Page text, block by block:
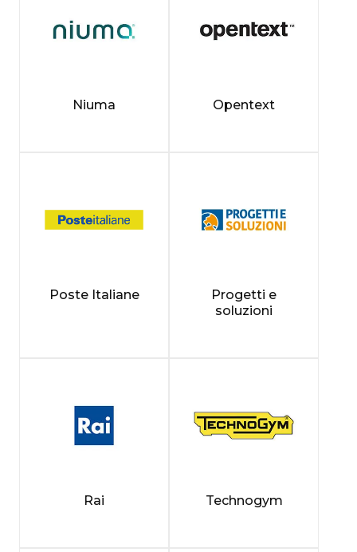
Niuma Opentext
Poste Italiane
Progetti e
soluzioni
Rai Technogym